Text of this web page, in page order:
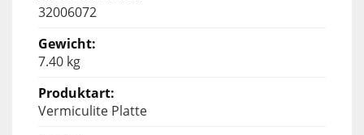
32006072
7.40 kg
Vermiculite Platte